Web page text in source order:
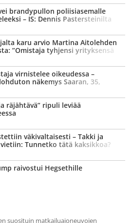
brandypullon poliisi­asemalle
– IS: Dennis Pasters­teinilta
karu arvio Martina Aitolehden
”Omistaja tyhjensi yrityksensä
virnistelee oikeudessa –
näkemys Saaran, 35,
räjähtävä” ripuli leviää
väki­valtaisesti – Takki ja
Tunnetko tätä kaksikkoa?
raivostui Hegsethille
suosituin matkailuajoneuvojen